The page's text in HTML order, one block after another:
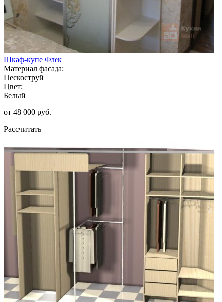
Шкаф-купе Флек
Материал фасада:
Пескоструй
Цвет:
Белый
от 48 000 руб.
Рассчитать